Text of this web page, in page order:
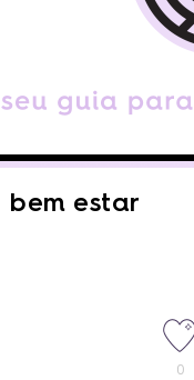
bem estar
0